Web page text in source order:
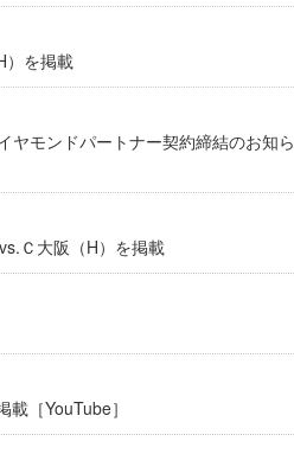
）を掲載
ヤモンドパートナー契約締結のお知ら
Ｃ大阪（H）を掲載
［YouTube］